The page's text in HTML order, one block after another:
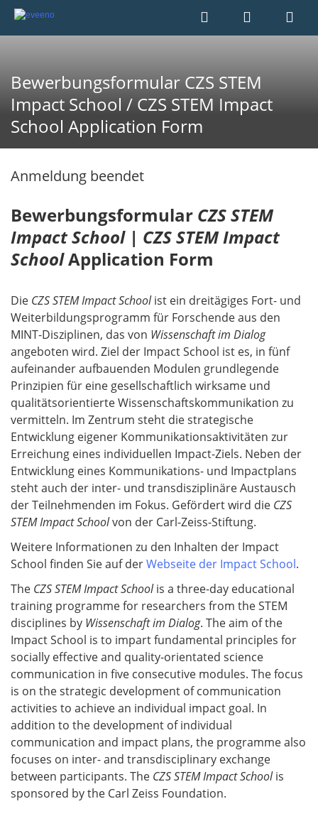
Bewerbungsformular CZS STEM
Impact School / CZS STEM Impact
School Application Form
Anmeldung beendet
Bewerbungsformular CZS STEM
Impact School | CZS STEM Impact
SchoolApplication Form
Die CZS STEM Impact Schoolist ein dreitägiges Fort- und
Weiterbildungsprogramm für Forschende aus den
MINT-Disziplinen, das von Wissenschaft im Dialog
angeboten wird. Ziel der Impact School ist es, in fünf
aufeinander aufbauenden Modulen grundlegende
Prinzipien für eine gesellschaftlich wirksame und
qualitätsorientierte Wissenschaftskommunikation zu
vermitteln. Im Zentrum steht die strategische
Entwicklung eigener Kommunikationsaktivitäten zur
Erreichung eines individuellen Impact-Ziels. Neben der
Entwicklung eines Kommunikations- und Impactplans
steht auch der inter- und transdisziplinäre Austausch
der Teilnehmenden im Fokus. Gefördert wird die CZS
STEM Impact Schoolvon der Carl-Zeiss-Stiftung.
Weitere Informationen zu den Inhalten der Impact
School finden Sie auf derWebseite der Impact School.
The CZS STEM Impact Schoolis a three-day educational
training programme for researchers from the STEM
disciplines by Wissenschaft im Dialog. The aim of the
Impact School is to impart fundamental principles for
socially effective and quality-orientated science
communication in five consecutive modules. The focus
is on the strategic development of communication
activities to achieve an individual impact goal. In
addition to the development of individual
communication and impact plans, the programme also
focuses on inter- and transdisciplinary exchange
between participants. The CZS STEM Impact Schoolis
sponsored by the Carl Zeiss Foundation.